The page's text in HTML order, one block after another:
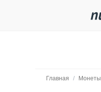
Главная / Монеты